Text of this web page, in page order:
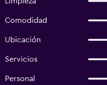
Comodidad
Ubicación
Servicios
Personal